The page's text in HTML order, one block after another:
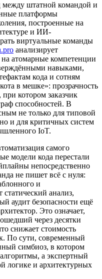
между штатной командой и
платформы
построенные на
и ИИ-
виртуальные команды
анализирует
на атомарные компетенции
навыками,
кода и сотням
в мешке»: прозрачность
котором заказчик
способностей. В
не только для типовой
и для критичных систем
IoT.
самого
модели кода перестали
непосредственно
не пишет всё с нуля:
и
статический анализ,
аудит безопасности ещё
Это означает,
через десятки
снижает стоимость
По сути, современный
симбиоз, в котором
а экспертный
логике и архитектурных